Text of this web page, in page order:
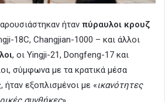
ήταν πύραυλοι κρουζ
18C, Changjian-1000 – και άλλοι
, οι Yingji-21, Dongfeng-17 και
σύμφωνα με τα κρατικά μέσα
εξοπλισμένοι με «ικανότητες